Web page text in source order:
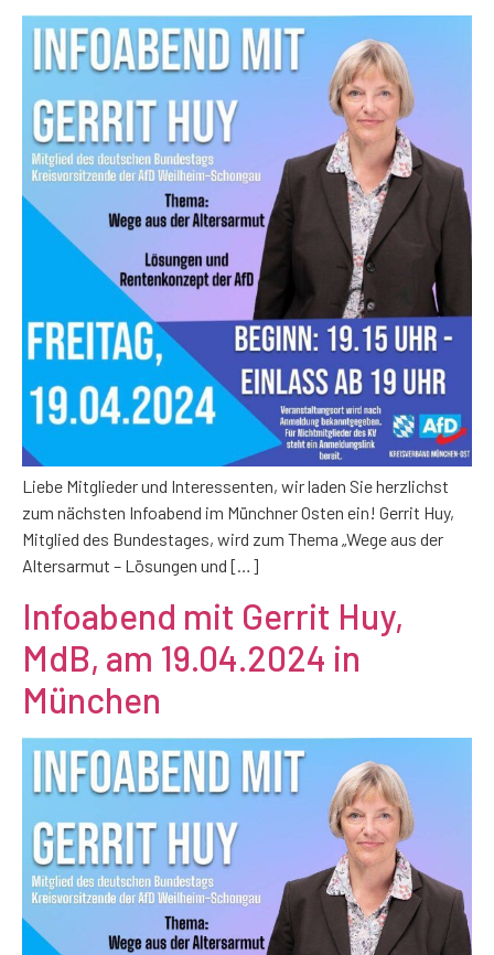
Liebe Mitglieder und Interessenten, wir laden Sie herzlichst
zum nächsten Infoabend im Münchner Osten ein! Gerrit Huy,
Mitglied des Bundestages, wird zum Thema „Wege aus der
Altersarmut – Lösungen und […]
Infoabend mit Gerrit Huy,
MdB, am 19.04.2024 in
München